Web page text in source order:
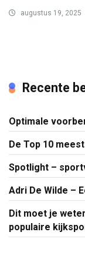
augustus 19, 2025
Recente
Optimale
De Top 10
Spotlight –
Adri De Wilde –
Dit moet je
populaire